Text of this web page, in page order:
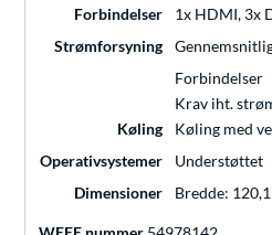
Forbindelser
1x HDMI, 3x
Strømforsyning
Forbindelser
Krav iht.
Køling
Køling med
Operativsystemer
Understøttet
Dimensioner
Bredde: